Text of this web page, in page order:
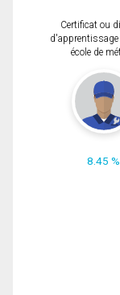
Certificat ou
école de
8.45 %